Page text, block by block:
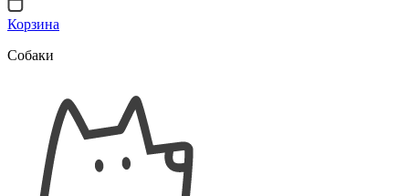
Корзина
Собаки